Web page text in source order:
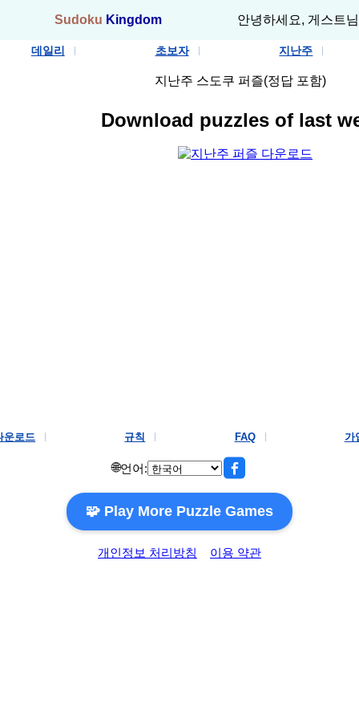
Sudoku Kingdom 안녕하세요, 게스트
데일리 초보자 지난주
지난주 스도쿠 퍼즐(정답 포함)
Download puzzles of last
운로드 규칙 FAQ 가
🌐언어:
🧩 Play More Puzzle Games
개인정보 처리방침 이용 약관